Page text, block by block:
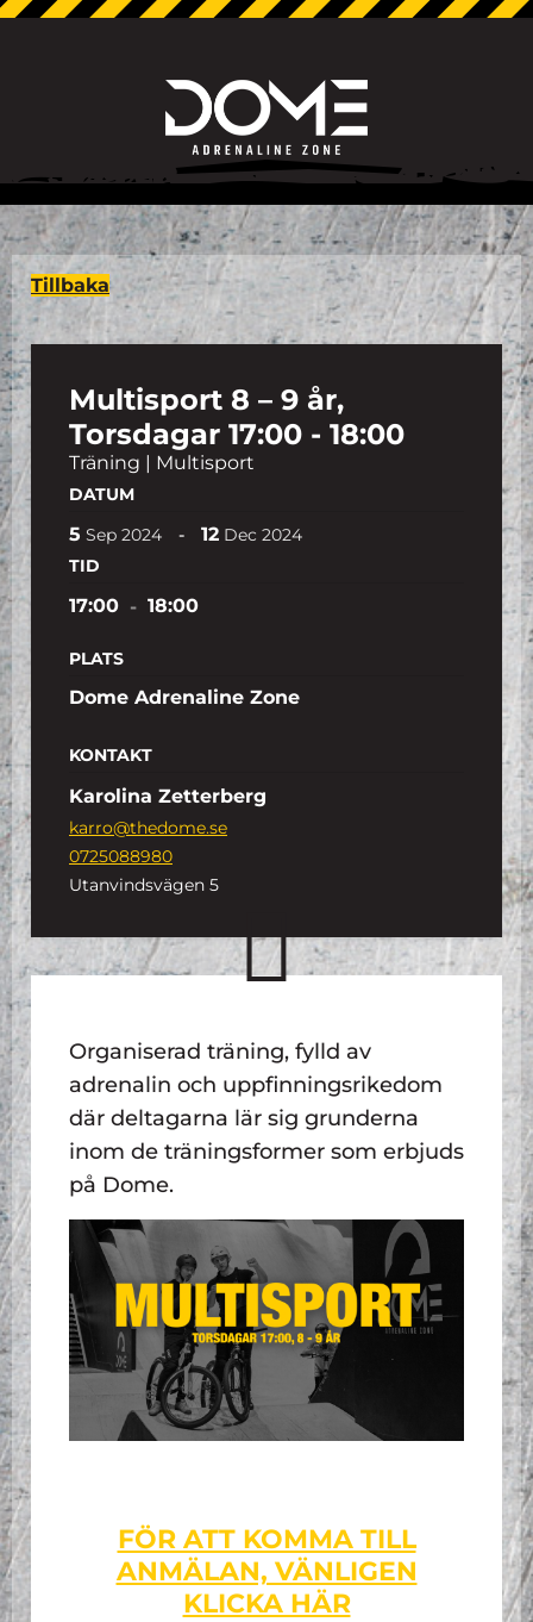
Tillbaka
Multisport 8 – 9 år,
Torsdagar 17:00 - 18:00
Träning | Multisport
DATUM
5 Sep 2024 - 12 Dec 2024
TID
17:00 - 18:00
PLATS
Dome Adrenaline Zone
KONTAKT
Karolina Zetterberg
karro@thedome.se
0725088980
Utanvindsvägen 5
Organiserad träning, fylld av
adrenalin och uppfinningsrikedom
där deltagarna lär sig grunderna
inom de träningsformer som erbjuds
på Dome.
FÖR ATT KOMMA TILL
ANMÄLAN, VÄNLIGEN
KLICKA HÄR